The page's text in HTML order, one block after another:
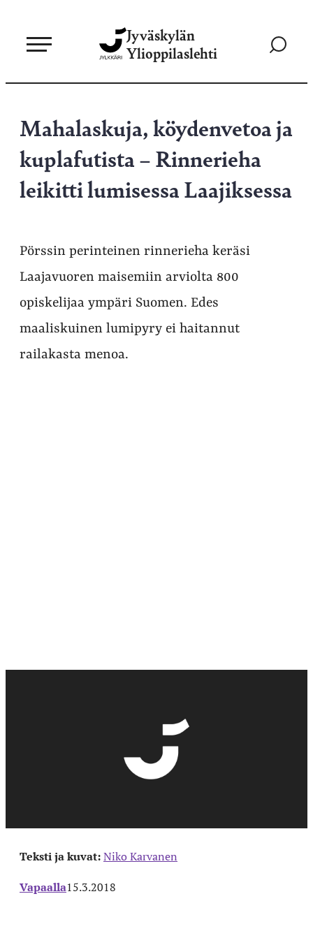
sisältöön
Jyväskylän
Ylioppilaslehti
Siirry
Mahalaskuja, köydenvetoa ja
kuplafutista – Rinnerieha
leikitti lumisessa Laajiksessa
Pörssin perinteinen rinnerieha keräsi
Laajavuoren maisemiin arviolta 800
opiskelijaa ympäri Suomen. Edes
maaliskuinen lumipyry ei haitannut
railakasta menoa.
Teksti ja kuvat:Niko Karvanen
Vapaalla15.3.2018